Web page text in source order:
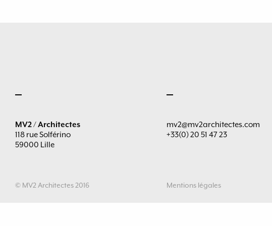
MV2 / Architectes
118 rue Solférino
59000 Lille
mv2@mv2architectes.com
+33(0) 20 51 47 23
© MV2 Architectes 2016 Mentions légales